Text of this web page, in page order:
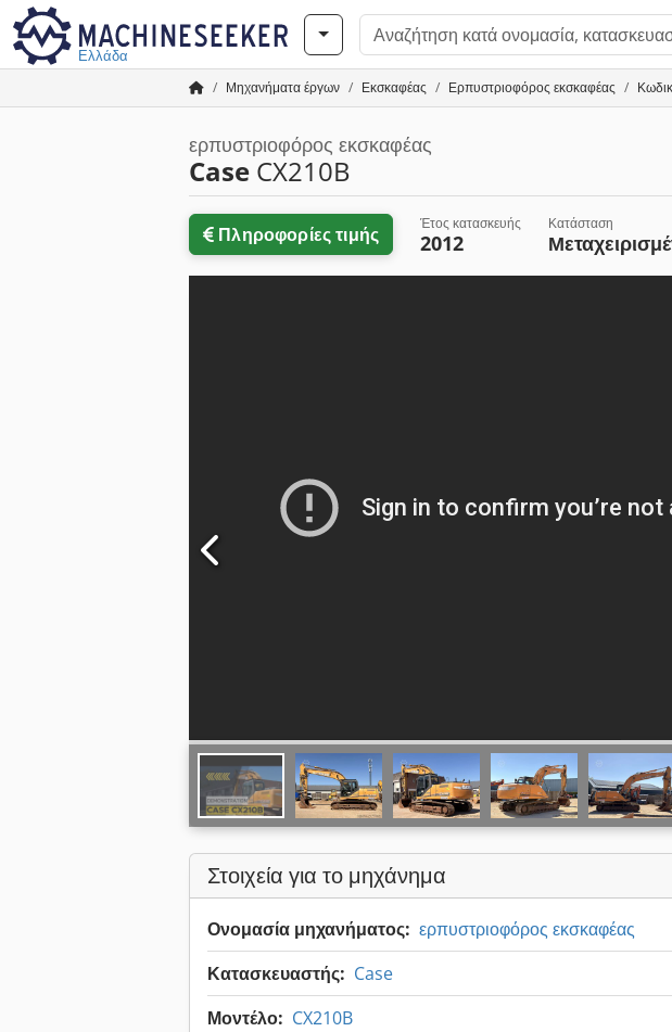
Ελλάδα
Μηχανήματα έργων Εκσκαφέας Ερπυστριοφόρος εκσκαφέας
ερπυστριοφόρος εκσκαφέας
Case CX210B
Πληροφορίες τιμής Έτος κατασκευής
2012
Κατάσταση
Στοιχεία για το μηχάνημα
Ονομασία μηχανήματος: ερπυστριοφόρος εκσκαφέας
Κατασκευαστής: Case
Μοντέλο: CX210B